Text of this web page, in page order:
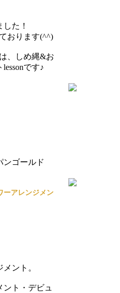
た！
おります(^^)
、しめ縄&お
です♪
ンゴールド
ーアレンジメン
ント。
ト・デビュ